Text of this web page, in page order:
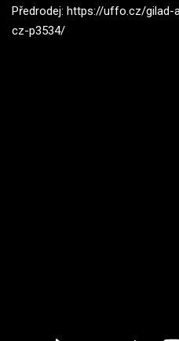
Předrodej: https://uffo.cz/gilad-
cz-p3534/